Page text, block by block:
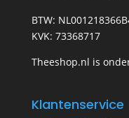
BTW:
KVK: 73368717
Theeshop.nl is
Klantenservice